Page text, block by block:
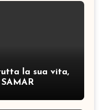
la sua vita,